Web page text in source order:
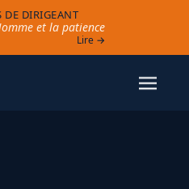
DE DIRIGEANT
et la patience
Lire →